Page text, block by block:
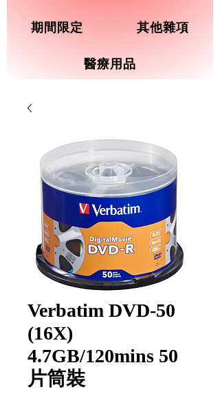
期間限定 其他雜項
醫療用品
Verbatim DVD-50
(16X)
4.7GB/120mins 50
片筒裝